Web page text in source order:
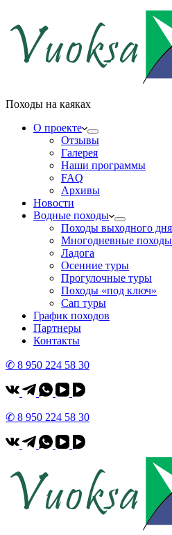
Походы на каяках
О проекте
Отзывы
Галерея
Наши программы
FAQ
Архивы
Новости
Водные походы
Походы выходного дня
Многодневные походы
Ладога
Осенние туры
Прогулочные туры
Походы «под ключ»
Сап туры
График походов
Партнеры
Контакты
✆ 8 950 224 58 30
✆ 8 950 224 58 30